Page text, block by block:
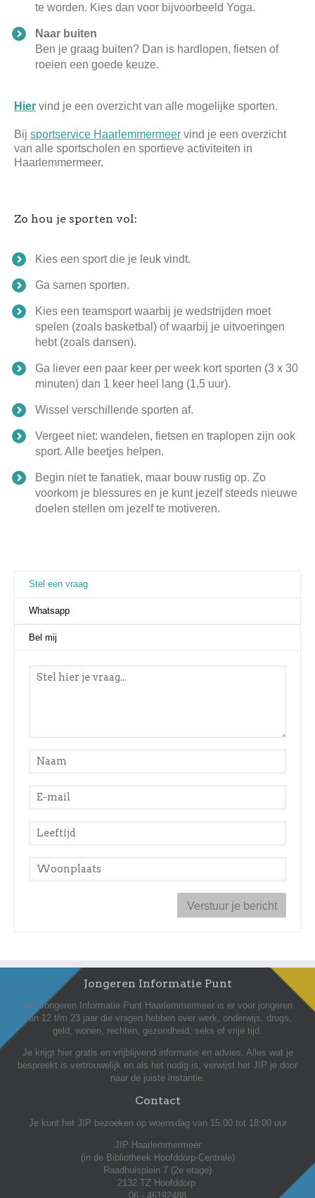
te worden. Kies dan voor bijvoorbeeld Yoga.
Naar buiten
Ben je graag buiten? Dan is hardlopen, fietsen of
roeien een goede keuze.
Hier vind je een overzicht van alle mogelijke sporten.
Bijsportservice Haarlemmermeer vind je een overzicht
van alle sportscholen en sportieve activiteiten in
Haarlemmermeer.
Zo hou je sporten vol:
Kies een sport die je leuk vindt.
Ga samen sporten.
Kies een teamsport waarbij je wedstrijden moet
spelen (zoals basketbal) of waarbij je uitvoeringen
hebt (zoals dansen).
Ga liever een paar keer per week kort sporten (3 x 30
minuten) dan 1 keer heel lang (1,5 uur).
Wissel verschillende sporten af.
Vergeet niet: wandelen, fietsen en traplopen zijn ook
sport. Alle beetjes helpen.
Begin niet te fanatiek, maar bouw rustig op. Zo
voorkom je blessures en je kunt jezelf steeds nieuwe
doelen stellen om jezelf te motiveren.
Stel een vraag
Whatsapp
Bel mij
Stel een vraag
Naam
E-mail*
Leeftijd *
Woonplaats
Jongeren Informatie Punt
Het Jongeren Informatie Punt Haarlemmermeer is er voor jongeren
van 12 t/m 23 jaar die vragen hebben over werk, onderwijs, drugs,
geld, wonen, rechten, gezondheid, seks of vrije tijd.
Je krijgt hier gratis en vrijblijvend informatie en advies. Alles wat je
bespreekt is vertrouwelijk en als het nodig is, verwijst het JIP je door
naar de juiste instantie.
Contact
Je kunt het JIP bezoeken op woensdag van 15:00 tot 18:00 uur
JIP Haarlemmermeer
(in de Bibliotheek Hoofddorp-Centrale)
Raadhuisplein 7 (2e etage)
2132 TZ Hoofddorp
06 - 46192488